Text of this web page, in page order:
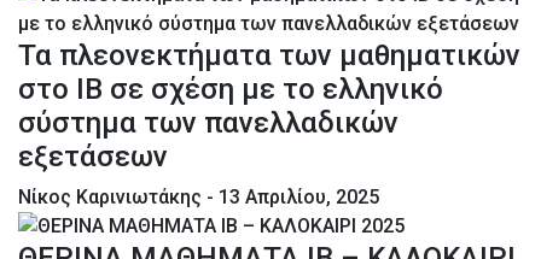
Τα πλεονεκτήματα των μαθηματικών
στο IB σε σχέση με το ελληνικό
σύστημα των πανελλαδικών
εξετάσεων
Νίκος Καρινιωτάκης - 13 Απριλίου, 2025